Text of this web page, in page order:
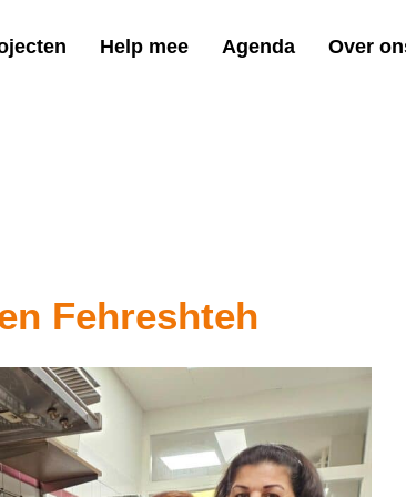
Help mee Agenda Over
Fehreshteh